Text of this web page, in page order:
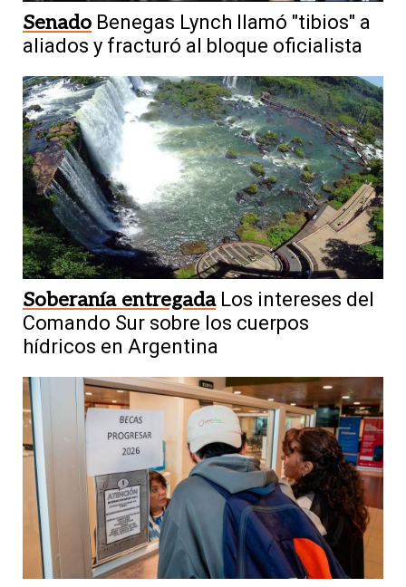
Senado Benegas Lynch llamó "tibios" a
aliados y fracturó al bloque oficialista
Soberanía entregada Los intereses del
Comando Sur sobre los cuerpos
hídricos en Argentina